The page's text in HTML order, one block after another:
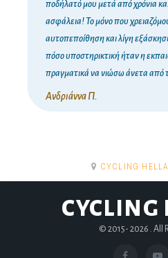
ποδήλατό μου μετά από χρόνια
ασφάλεια! Το μόνο που
αυτοπεποίθηση και λίγη
πόσο υποστηρικτική ήταν η
πραγματικά να νιώσω άνετα από
Ανδριάννα Π.
CYCLING
CYCLING
© 2015- 2026 . All